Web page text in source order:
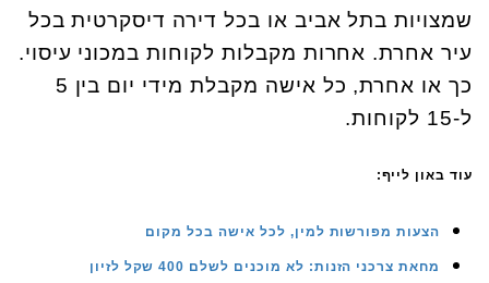
שמצויות בתל אביב או בכל דירה דיסקרטית בכל
עיר אחרת. אחרות מקבלות לקוחות במכוני עיסוי.
כך או אחרת, כל אישה מקבלת מידי יום בין 5
ל-15 לקוחות.
עוד באון לייף:
הצעות מפורשות למין, לכל אישה בכל מקום
מחאת צרכני הזנות: לא מוכנים לשלם 400 שקל לזיון